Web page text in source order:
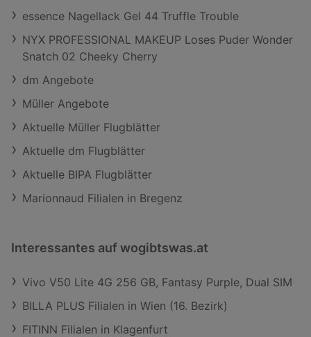
essence Nagellack Gel 44 Truffle Trouble
NYX PROFESSIONAL MAKEUP Loses Puder Wonder
Snatch 02 Cheeky Cherry
dm Angebote
Müller Angebote
Aktuelle Müller Flugblätter
Aktuelle dm Flugblätter
Aktuelle BIPA Flugblätter
Marionnaud Filialen in Bregenz
Interessantes auf wogibtswas.at
Vivo V50 Lite 4G 256 GB, Fantasy Purple, Dual SIM
BILLA PLUS Filialen in Wien (16. Bezirk)
FITINN Filialen in Klagenfurt